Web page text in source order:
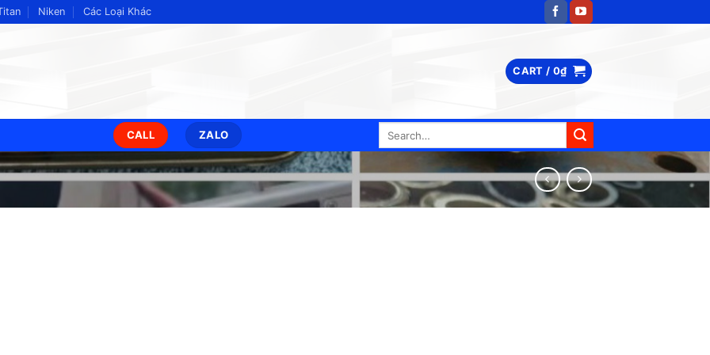
Niken Các Loại Khác
CART / 0₫
CALL ZALO